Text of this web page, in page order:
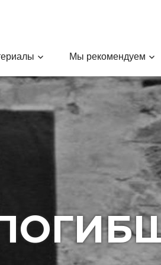
Мы рекомендуем